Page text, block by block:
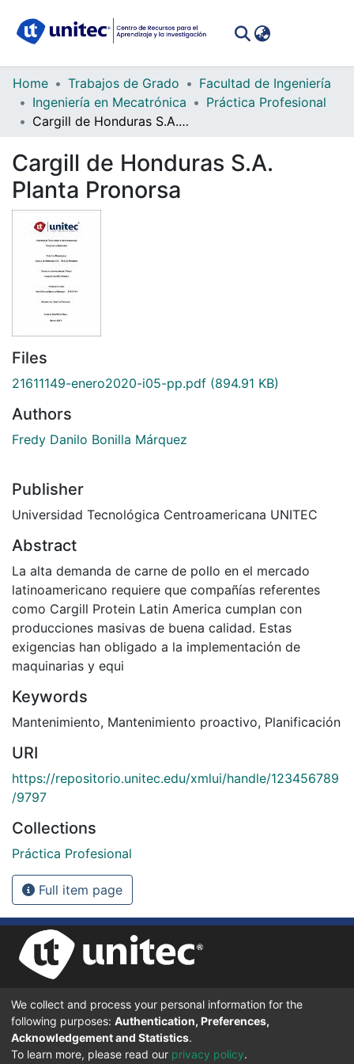
Communities
Collections
All of DSpace
Statistics
Home Trabajos de Grado
Facultad de Ingeniería
Ingeniería en Mecatrónica
Práctica Profesional
Cargill de Honduras S.A. Planta Pronorsa
Cargill de Honduras S.A.
Planta Pronorsa
Files
21611149-enero2020-i05-pp.pdf (894.91 KB)
Authors
Fredy Danilo Bonilla Márquez
Publisher
Universidad Tecnológica Centroamericana UNITEC
Abstract
La alta demanda de carne de pollo en el mercado
latinoamericano requiere que compañías referentes
como Cargill Protein Latin America cumplan con
producciones masivas de buena calidad. Estas
exigencias han obligado a la implementación de
maquinarias y equi
Keywords
Mantenimiento, Mantenimiento proactivo, Planificación
URI
https://repositorio.unitec.edu/xmlui/handle/123456789
/9797
Collections
Práctica Profesional
Full item page
UNIVERSIDAD TECNOLÓGICA CENTROAMERICANA UNITEC
BOULEVARD KENNEDY, V-782, FRENTE A RESIDENCIAL HONDURAS.
TEGUCIGALPA, FRANCISCO MORAZÁN, 11101
We collect and process your personal information for the
following purposes: Authentication, Preferences,
Acknowledgement and Statistics.
To learn more, please read our privacy policy.